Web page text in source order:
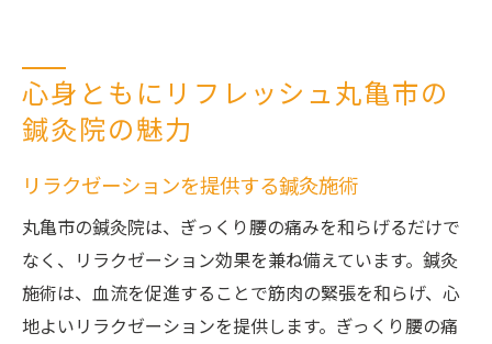
心身ともにリフレッシュ丸亀市の
鍼灸院の魅力
リラクゼーションを提供する鍼灸施術
丸亀市の鍼灸院は、ぎっくり腰の痛みを和らげるだけで
なく、リラクゼーション効果を兼ね備えています。鍼灸
施術は、血流を促進することで筋肉の緊張を和らげ、心
地よいリラクゼーションを提供します。ぎっくり腰の痛